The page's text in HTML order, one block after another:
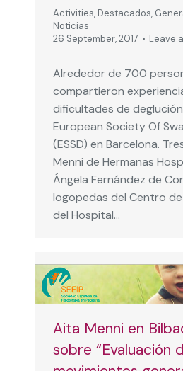
Activities, Destacados,
Noticias
26 September, 2017
Leave
Alrededor de 700
compartieron
dificultades de
European Society Of
(ESSD) en Barcelona.
Menni de Hermanas
Ángela Fernández de
logopedas del Centro
del Hospital…
Aita Menni en
sobre “Evaluación